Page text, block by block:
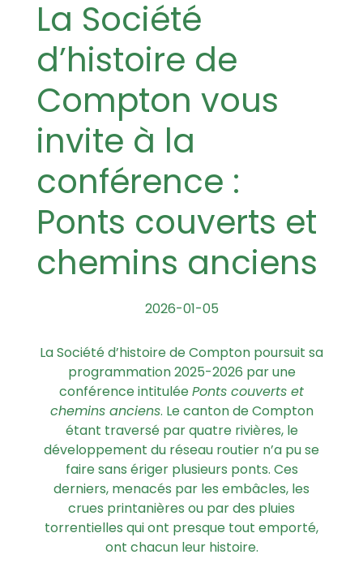
La Société
d’histoire de
Compton vous
invite à la
conférence :
Ponts couverts et
chemins anciens
2026-01-05
La Société d’histoire de Compton poursuit sa
programmation 2025-2026 par une
conférence intituléePonts couverts et
chemins anciens. Le canton de Compton
étant traversé par quatre rivières, le
développement du réseau routier n’a pu se
faire sans ériger plusieurs ponts. Ces
derniers, menacés par les embâcles, les
crues printanières ou par des pluies
torrentielles qui ont presque tout emporté,
ont chacun leur histoire.